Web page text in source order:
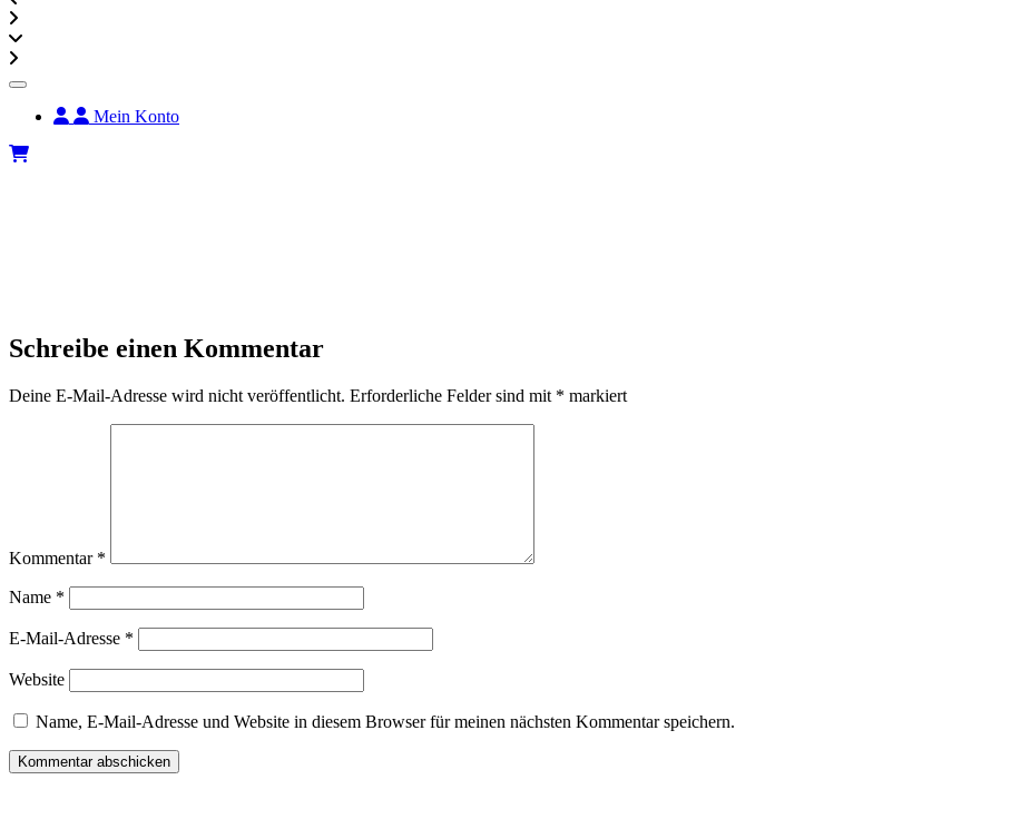
Mein Konto
Schreibe einen Kommentar
Deine E-Mail-Adresse wird nicht veröffentlicht. Erforderliche Felder sind mit * markiert
Kommentar *
Name *
E-Mail-Adresse *
Website
Name, E-Mail-Adresse und Website in diesem Browser für meinen nächsten Kommentar speichern.